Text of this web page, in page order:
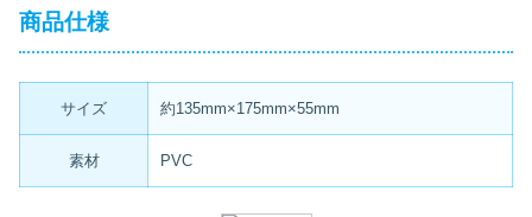
商品仕様
サイズ 約135mm×175mm×55mm
素材 PVC